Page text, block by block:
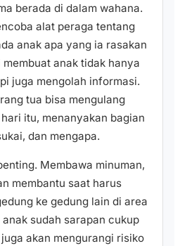
berada di dalam wahana.
alat peraga tentang
anak apa yang ia rasakan
anak tidak hanya
juga mengolah informasi.
tua bisa mengulang
itu, menanyakan bagian
dan mengapa.
Membawa minuman,
membantu saat harus
ke gedung lain di area
sudah sarapan cukup
akan mengurangi risiko